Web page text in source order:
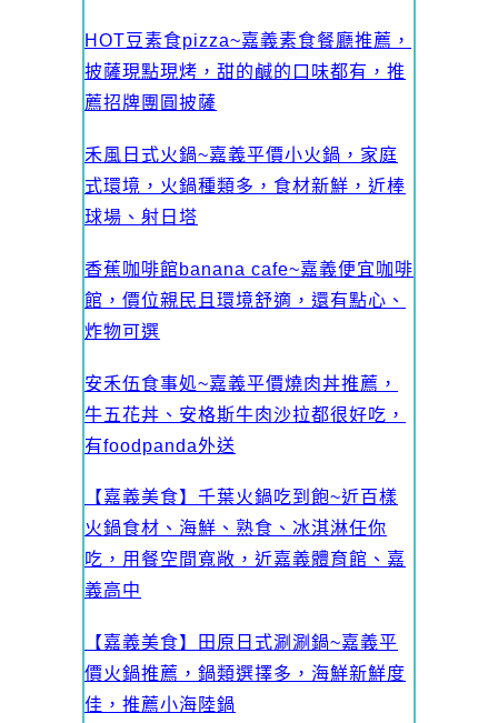
HOT豆素食pizza~嘉義素食餐廳推薦，
披薩現點現烤，甜的鹹的口味都有，推
薦招牌團圓披薩
禾風日式火鍋~嘉義平價小火鍋，家庭
式環境，火鍋種類多，食材新鮮，近棒
球場、射日塔
香蕉咖啡館banana cafe~嘉義便宜咖啡
館，價位親民且環境舒適，還有點心、
炸物可選
安禾伍食事処~嘉義平價燒肉丼推薦，
牛五花丼、安格斯牛肉沙拉都很好吃，
有foodpanda外送
【嘉義美食】千葉火鍋吃到飽~近百樣
火鍋食材、海鮮、熟食、冰淇淋任你
吃，用餐空間寬敞，近嘉義體育館、嘉
義高中
【嘉義美食】田原日式涮涮鍋~嘉義平
價火鍋推薦，鍋類選擇多，海鮮新鮮度
佳，推薦小海陸鍋